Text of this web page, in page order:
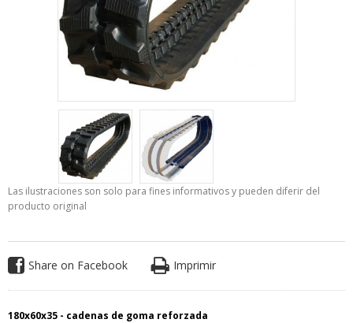
Las ilustraciones son solo para fines informativos y pueden diferir del
producto original
Share on Facebook Imprimir
180x60x35 - cadenas de goma reforzada